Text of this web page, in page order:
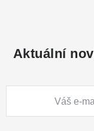
Aktuální